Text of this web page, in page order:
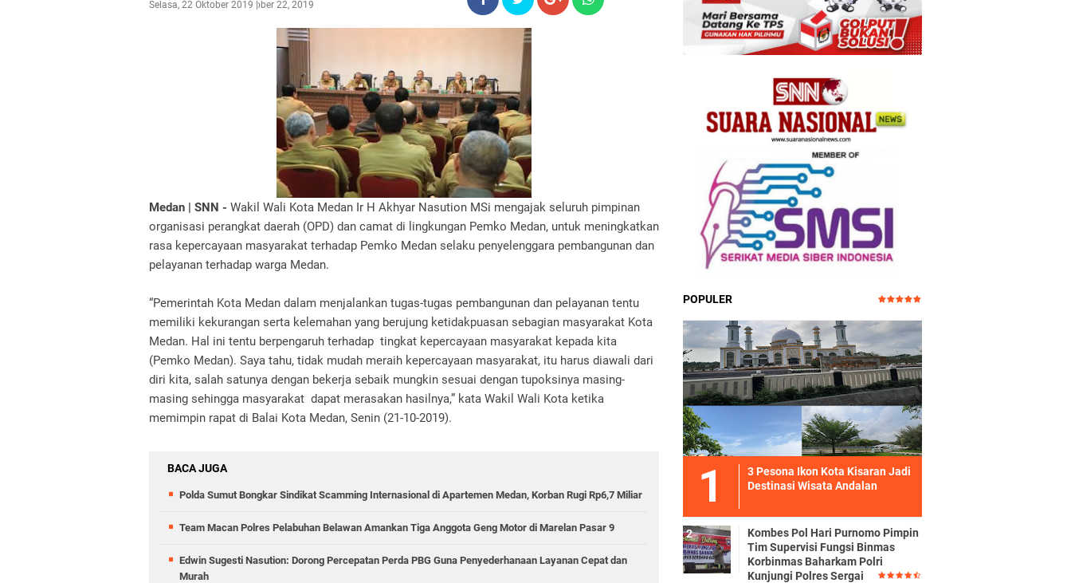
Selasa, 22 Oktober 2019Oktober 22, 2019
Medan | SNN - Wakil Wali Kota Medan Ir H Akhyar Nasution MSi mengajak seluruh pimpinan
organisasi perangkat daerah (OPD) dan camat di lingkungan Pemko Medan, untuk meningkatkan
rasa kepercayaan masyarakat terhadap Pemko Medan selaku penyelenggara pembangunan dan
pelayanan terhadap warga Medan.
“Pemerintah Kota Medan dalam menjalankan tugas-tugas pembangunan dan pelayanan tentu
memiliki kekurangan serta kelemahan yang berujung ketidakpuasan sebagian masyarakat Kota
Medan. Hal ini tentu berpengaruh terhadap tingkat kepercayaan masyarakat kepada kita
(Pemko Medan). Saya tahu, tidak mudah meraih kepercayaan masyarakat, itu harus diawali dari
diri kita, salah satunya dengan bekerja sebaik mungkin sesuai dengan tupoksinya masing-
masing sehingga masyarakat dapat merasakan hasilnya,” kata Wakil Wali Kota ketika
memimpin rapat di Balai Kota Medan, Senin (21-10-2019).
BACA JUGA
Polda Sumut Bongkar Sindikat Scamming Internasional di Apartemen Medan, Korban Rugi Rp6,7 Miliar
Team Macan Polres Pelabuhan Belawan Amankan Tiga Anggota Geng Motor di Marelan Pasar 9
Edwin Sugesti Nasution: Dorong Percepatan Perda PBG Guna Penyederhanaan Layanan Cepat dan
Murah
POPULER
3 Pesona Ikon Kota Kisaran Jadi
Destinasi Wisata Andalan
Kombes Pol Hari Purnomo Pimpin
Tim Supervisi Fungsi Binmas
Korbinmas Baharkam Polri
Kunjungi Polres Sergai